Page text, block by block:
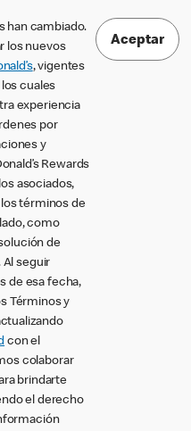
han cambiado.
los nuevos
, vigentes
cuales
experiencia
por
y
Rewards
asociados,
términos de
como
de
Al seguir
de esa fecha,
Términos y
con el
colaborar
brindarte
el derecho
Aceptar